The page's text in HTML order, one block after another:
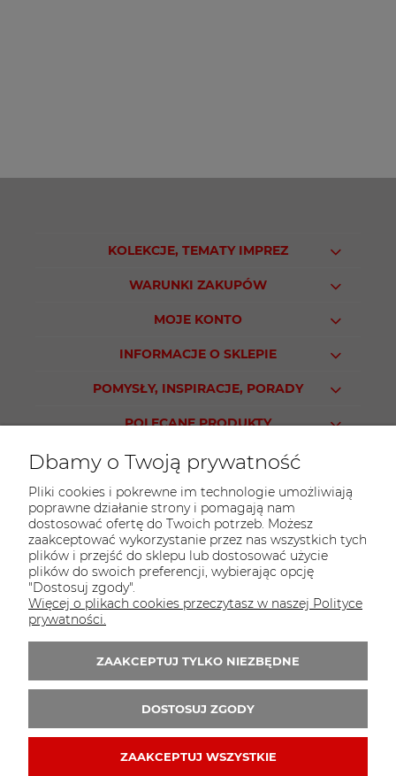
KOLEKCJE, TEMATY IMPREZ
WARUNKI ZAKUPÓW
MOJE KONTO
INFORMACJE O SKLEPIE
POMYSŁY, INSPIRACJE, PORADY
POLECANE PRODUKTY
KONTAKT
Sklep PARTY WORLD
ul. M.Kopernika 13
95-015 Głowno
tel.:
42 298-76-24
Zapisz się do newslettera
Dbamy o Twoją prywatność
Pliki cookies i pokrewne im technologie umożliwiają
poprawne działanie strony i pomagają nam
dostosować ofertę do Twoich potrzeb. Możesz
zaakceptować wykorzystanie przez nas wszystkich tych
plików i przejść do sklepu lub dostosować użycie
plików do swoich preferencji, wybierając opcję
"Dostosuj zgody".
Więcej o plikach cookies przeczytasz w naszej Polityce
prywatności.
ZAAKCEPTUJ TYLKO NIEZBĘDNE
DOSTOSUJ ZGODY
ZAAKCEPTUJ WSZYSTKIE